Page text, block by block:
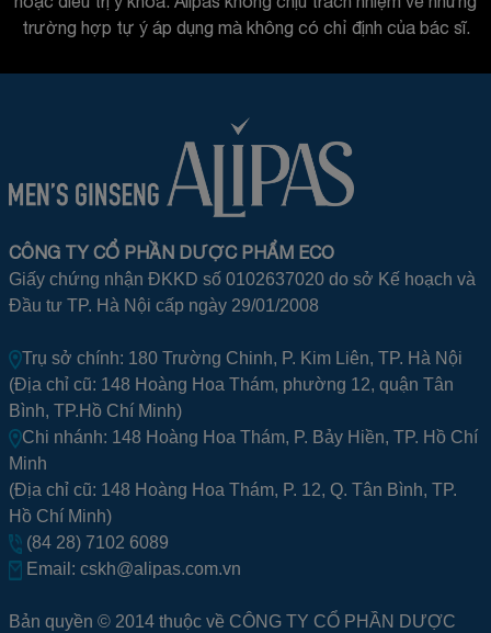
trường hợp tự ý áp dụng mà không có chỉ định của bác sĩ.
CÔNG TY CỔ PHẦN DƯỢC PHẨM ECO
Giấy chứng nhận ĐKKD số 0102637020 do sở Kế hoạch và
Đầu tư TP. Hà Nội cấp ngày 29/01/2008
Trụ sở chính: 180 Trường Chinh, P. Kim Liên, TP. Hà Nội
(Địa chỉ cũ: 148 Hoàng Hoa Thám, phường 12, quận Tân
Bình, TP.Hồ Chí Minh)
Chi nhánh: 148 Hoàng Hoa Thám, P. Bảy Hiền, TP. Hồ Chí
Minh
(Địa chỉ cũ: 148 Hoàng Hoa Thám, P. 12, Q. Tân Bình, TP.
Hồ Chí Minh)
(84 28) 7102 6089
Email: cskh@alipas.com.vn
Bản quyền © 2014 thuộc về CÔNG TY CỔ PHẦN DƯỢC